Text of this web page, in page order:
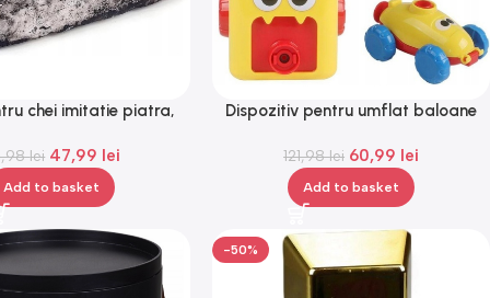
chei imitatie piatra,
lei 47,99 lei
Add to basket
Dispozitiv pentru umflat baloane
121,98lei 60,99 lei
Add to basket
-50%